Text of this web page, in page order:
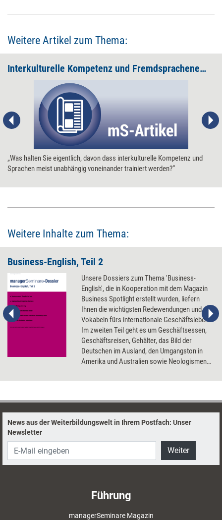
Weitere Artikel zum Thema:
Interkulturelle Kompetenz und Fremdsprachenerwerb
„Was halten Sie eigentlich, davon dass interkulturelle Kompetenz und
Sprachen meist unabhängig voneinander trainiert werden?“
Weitere Inhalte zum Thema:
Business-English, Teil 2
Unsere Dossiers zum Thema 'Business-
English', die in Kooperation mit dem Magazin
Business Spotlight erstellt wurden, liefern
Ihnen die wichtigsten Redewendungen und
Vokabeln fürs internationale Geschäftsleben.
Im zweiten Teil geht es um Geschäftsessen,
Geschäftsreisen, Gehälter, das Bild der
Deutschen im Ausland, den Umgangston in
Amerika und Australien sowie Neologismen
News aus der Weiterbildungswelt in Ihrem Postfach: Unser
Newsletter
Weiter
Führung
managerSeminare Magazin